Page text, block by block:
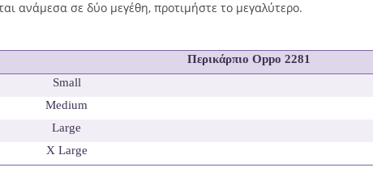
ανάμεσα σε δύο μεγέθη, προτιμήστε το μεγαλύτερο.
Περικάρπιο Oppo 2281
Small
Medium
Large
X Large